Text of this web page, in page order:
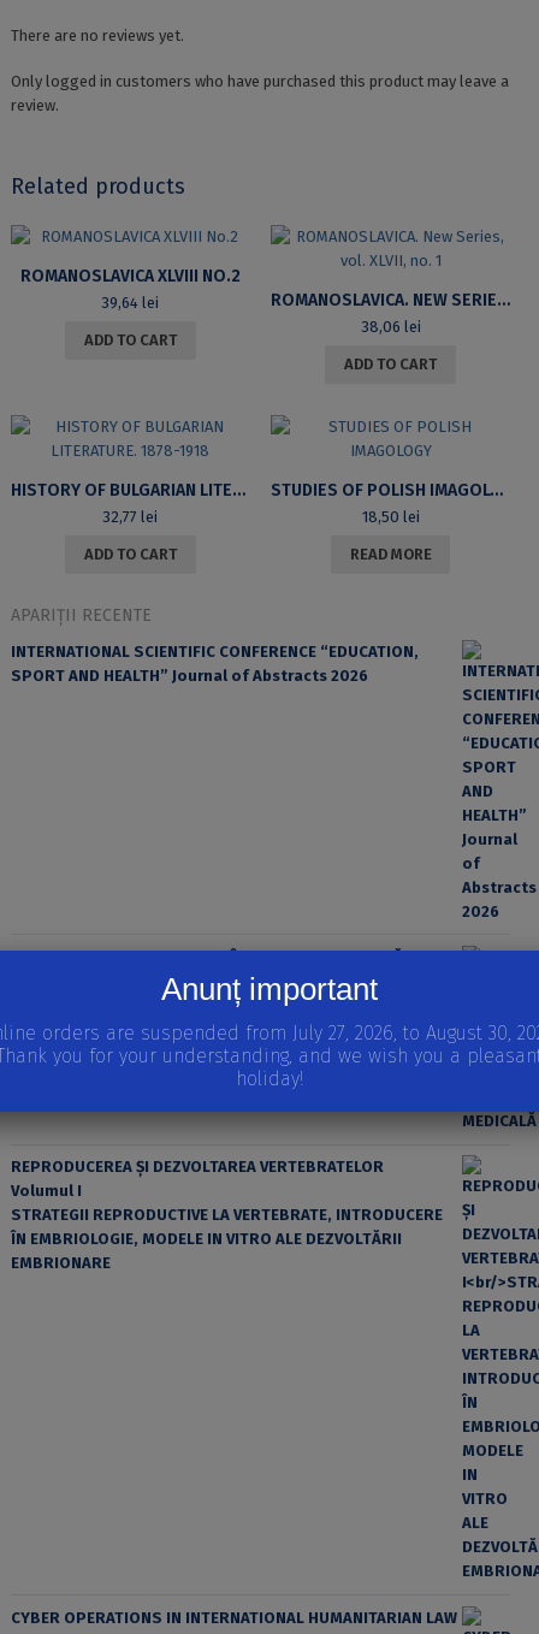
There are no reviews yet.
Only logged in customers who have purchased this product may leave a
review.
Related products
ROMANOSLAVICA XLVIII NO.2
39,64 lei
ADD TO CART
ROMANOSLAVICA. NEW SERIES, VOL. XLVII, NO. 1
38,06 lei
ADD TO CART
HISTORY OF BULGARIAN LITERATURE. 1878-1918
32,77 lei
ADD TO CART
STUDIES OF POLISH IMAGOLOGY
18,50 lei
READ MORE
APARIȚII RECENTE
INTERNATIONAL SCIENTIFIC CONFERENCE “EDUCATION,
SPORT AND HEALTH” Journal of Abstracts 2026
REPRODUCEREA ȘI DEZVOLTAREA VERTEBRATELOR
Volumul I
STRATEGII REPRODUCTIVE LA VERTEBRATE, INTRODUCERE
ÎN EMBRIOLOGIE, MODELE IN VITRO ALE DEZVOLTĂRII
EMBRIONARE
CYBER OPERATIONS IN INTERNATIONAL HUMANITARIAN LAW
Anunț important
orders are suspended from July 27, 2026, to August 30,
you for your understanding, and we wish you a
holiday!